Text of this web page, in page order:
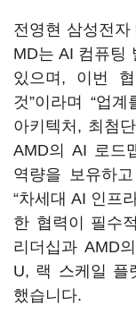
전영현 삼성전자
MD는AI 컴퓨팅
있으며 , 이번
것”이라며 “업계
아키텍처 , 최첨
AMD의 AI 로드
역량을 보유하
“차세대 AI 인프
한 협력이 필수
리더십과AMD
U, 랙 스케일 플
했습니다.